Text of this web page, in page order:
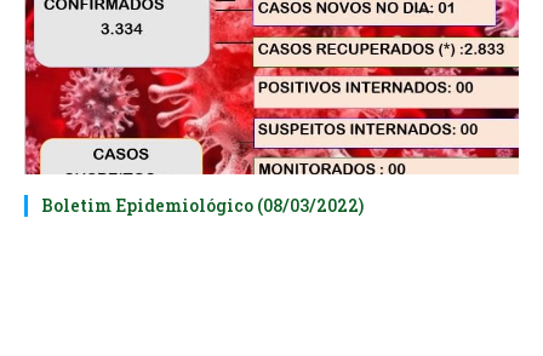
Boletim Epidemiológico (08/03/2022)